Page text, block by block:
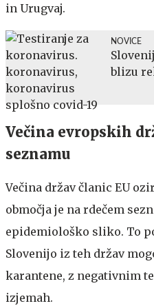
in Urugvaj.
NOVICE
blizu
Večina evropskih
seznamu
Večina držav članic EU
območja je na rdečem
epidemiološko sliko. To
Slovenijo iz teh držav
karantene, z negativnim
izjemah.